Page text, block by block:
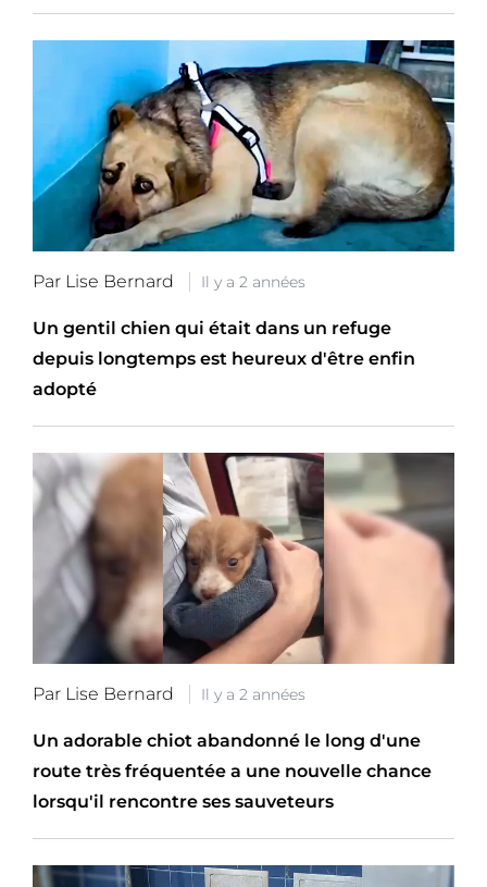
Par Lise Bernard Il y a 2 années
Un gentil chien qui était dans un refuge
depuis longtemps est heureux d'être enfin
adopté
Par Lise Bernard Il y a 2 années
Un adorable chiot abandonné le long d'une
route très fréquentée a une nouvelle chance
lorsqu'il rencontre ses sauveteurs